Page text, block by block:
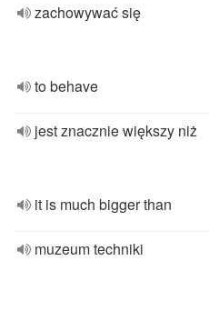
zachowywać się
to behave
jest znacznie większy niż
it is much bigger than
muzeum techniki